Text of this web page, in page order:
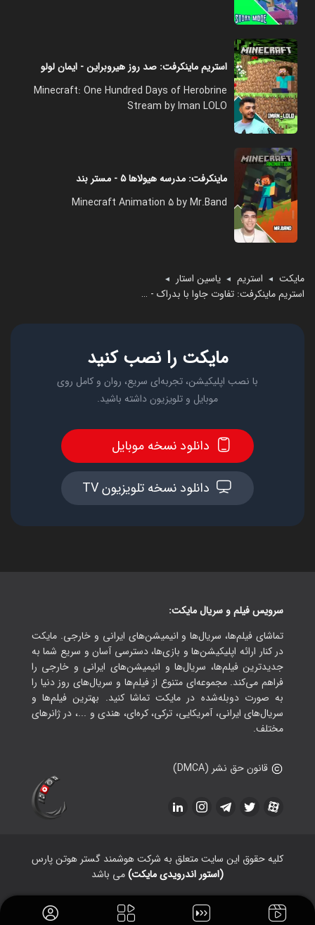
استریم ماینکرفت: صد روز هیروبراین - ایمان لولو
Minecraft: One Hundred Days of Herobrine
Stream by Iman LOLO
ماینکرفت: مدرسه هیولاها ۵ - مستر بند
Minecraft Animation 5 by Mr.Band
مایکت ◄ استریم ◄ یاسین استار ◄
استریم ماینکرفت: تفاوت جاوا با بدراک - یاسین استار
مایکت را نصب کنید
با نصب اپلیکیشن، تجربه‌ای سریع، روان و کامل روی
موبایل و تلویزیون داشته باشید.
دانلود نسخه موبایل
دانلود نسخه تلویزیون TV
سرویس فیلم و سریال مایکت:
تماشای فیلم‌ها، سریال‌ها و انیمیشن‌های ایرانی و خارجی. مایکت
در کنار ارائه اپلیکیشن‌ها و بازی‌ها، دسترسی آسان و سریع شما به
جدیدترین فیلم‌ها، سریال‌ها و انیمیشن‌های ایرانی و خارجی را
فراهم می‌کند. مجموعه‌ای متنوع از فیلم‌ها و سریال‌های روز دنیا را
به صورت دوبله‌شده در مایکت تماشا کنید. بهترین فیلم‌ها و
سریال‌های ایرانی، آمریکایی، ترکی، کره‌ای، هندی و ...، در ژانرهای
مختلف.
قانون حق نشر (DMCA)
کلیه حقوق این سایت متعلق به شرکت هوشمند گستر هوتن پارس
(استور اندرویدی مایکت)می باشد